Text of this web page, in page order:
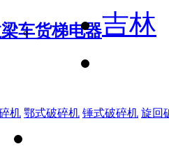
车货梯电器
机 鄂式破碎机 锤式破碎机 旋回
吉林